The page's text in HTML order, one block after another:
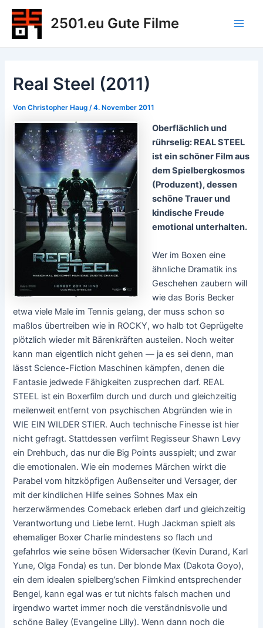
Zum
Inhalt
springen
2501.eu Gute Filme
Real Steel (2011)
VonChristopher Haug/4. November 2011
Oberflächlich und
rührselig: REAL STEEL
ist ein schöner Film aus
dem Spielbergkosmos
(Produzent), dessen
schöne Trauer und
kindische Freude
emotional unterhalten.
Wer im Boxen eine
ähnliche Dramatik ins
Geschehen zaubern will
wie das Boris Becker
etwa viele Male im Tennis gelang, der muss schon so
maßlos übertreiben wie in ROCKY, wo halb tot Geprügelte
plötzlich wieder mit Bärenkräften austeilen. Noch weiter
kann man eigentlich nicht gehen — ja es sei denn, man
lässt Science-Fiction Maschinen kämpfen, denen die
Fantasie jedwede Fähigkeiten zusprechen darf. REAL
STEEL ist ein Boxerfilm durch und durch und gleichzeitig
meilenweit entfernt von psychischen Abgründen wie in
WIE EIN WILDER STIER. Auch technische Finesse ist hier
nicht gefragt. Stattdessen verfilmt Regisseur Shawn Levy
ein Drehbuch, das nur die Big Points ausspielt; und zwar
die emotionalen. Wie ein modernes Märchen wirkt die
Parabel vom hitzköpfigen Außenseiter und Versager, der
mit der kindlichen Hilfe seines Sohnes Max ein
herzerwärmendes Comeback erleben darf und gleichzeitig
Verantwortung und Liebe lernt. Hugh Jackman spielt als
ehemaliger Boxer Charlie mindestens so flach und
gefahrlos wie seine bösen Widersacher (Kevin Durand, Karl
Yune, Olga Fonda) es tun. Der blonde Max (Dakota Goyo),
ein dem idealen spielberg’schen Filmkind entsprechender
Bengel, kann egal was er tut nichts falsch machen und
irgendwo wartet immer noch die verständnisvolle und
schöne Bailey (Evangeline Lilly). Wenn dann noch die